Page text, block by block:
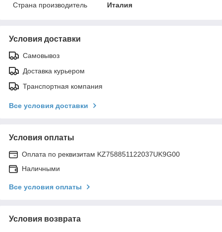
Страна производитель
Италия
Условия доставки
Самовывоз
Доставка курьером
Транспортная компания
Все условия доставки
Условия оплаты
Оплата по реквизитам KZ758851122037UK9G00
Наличными
Все условия оплаты
Условия возврата